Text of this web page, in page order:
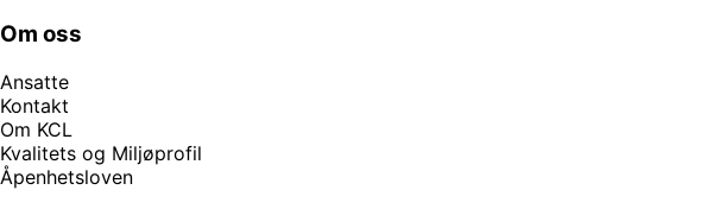
Om oss
Ansatte
Kontakt
Om KCL
Kvalitets og Miljøprofil
Åpenhetsloven